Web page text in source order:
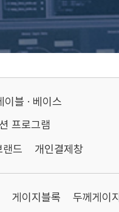
이블 · 베이스
프로그램
랜드 개인결제창
게이지블록
두께게이지